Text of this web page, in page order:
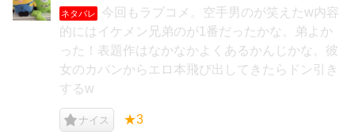
ネタバレ
今回もラブコメ。空手男のが笑えたw内容
的にはイケメン兄弟のが1番だったかな。弟よか
った！表題作はなかなかよくあるかんじかな。彼
女のカバンからエロ本飛び出してきたらドン引き
するw
ナイス ★3